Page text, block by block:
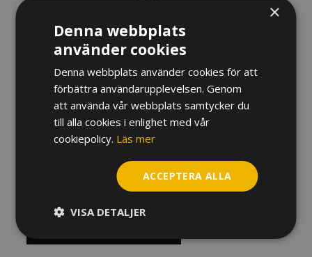
NOTSTÄLL K&M 100/5
kr– 435krPrisintervall:
430 kr
till
435 kr
Färg
100/5
×
Denna webbplats
använder cookies
Denna webbplats använder cookies för att
förbättra användarupplevelsen. Genom
att använda vår webbplats samtycker du
till alla cookies i enlighet med vår
cookiepolicy. Läs mer
ACCEPTERA ALLA
VISA DETALJER